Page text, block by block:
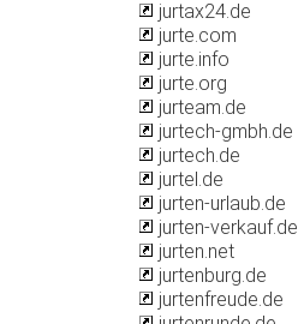
jurtax24.de
jurte.com
jurte.info
jurte.org
jurteam.de
jurtech-gmbh.de
jurtech.de
jurtel.de
jurten-urlaub.de
jurten-verkauf.de
jurten.net
jurtenburg.de
jurtenfreude.de